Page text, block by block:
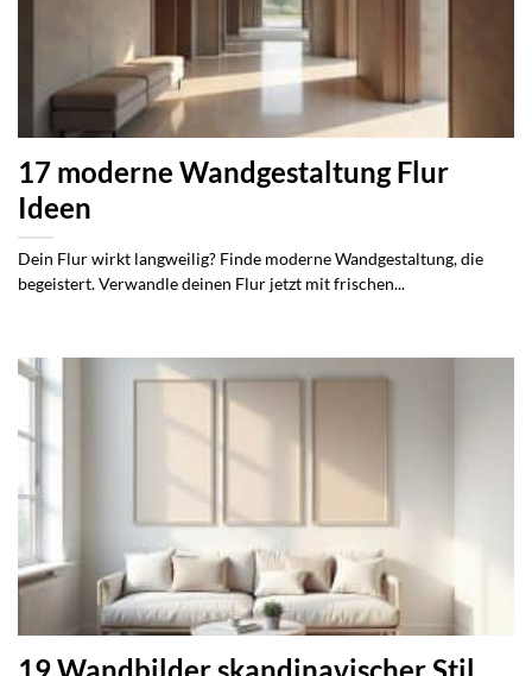
17 moderne Wandgestaltung Flur
Ideen
Dein Flur wirkt langweilig? Finde moderne Wandgestaltung, die
begeistert. Verwandle deinen Flur jetzt mit frischen...